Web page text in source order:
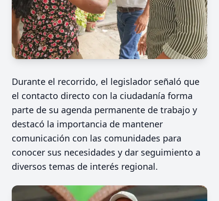
Durante el recorrido, el legislador señaló que
el contacto directo con la ciudadanía forma
parte de su agenda permanente de trabajo y
destacó la importancia de mantener
comunicación con las comunidades para
conocer sus necesidades y dar seguimiento a
diversos temas de interés regional.